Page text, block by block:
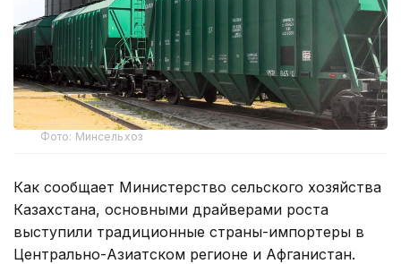
Фото: Минсельхоз
Как сообщает Министерство сельского хозяйства
Казахстана, основными драйверами роста
выступили традиционные страны-импортеры в
Центрально-Азиатском регионе и Афганистан.